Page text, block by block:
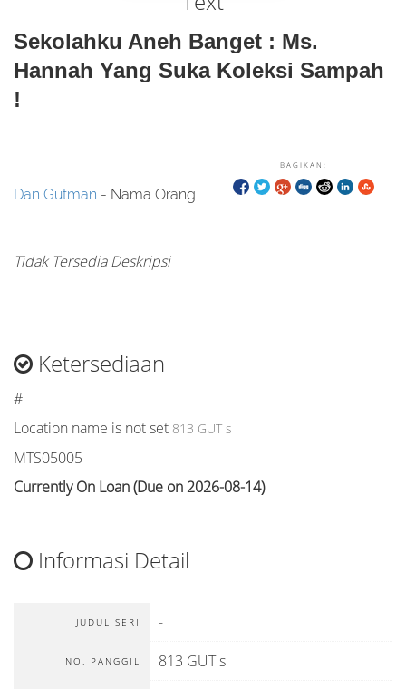
Sekolahku Aneh Banget : Ms.
Hannah Yang Suka Koleksi Sampah
!
BAGIKAN:
Dan Gutman - Nama Orang
Tidak Tersedia Deskripsi
Ketersediaan
#
Location name is not set 813 GUT s
MTS05005
Currently On Loan (Due on 2026-08-14)
Informasi Detail
JUDUL SERI -
NO. PANGGIL 813 GUT s